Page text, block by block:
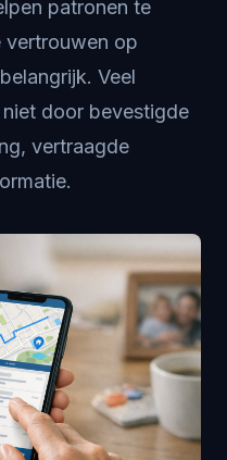
patronen te
vertrouwen op
Veel
door bevestigde
vertraagde